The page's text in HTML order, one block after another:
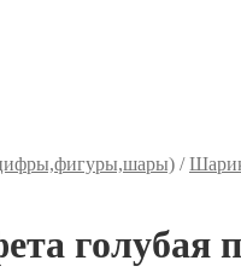
/
голубая